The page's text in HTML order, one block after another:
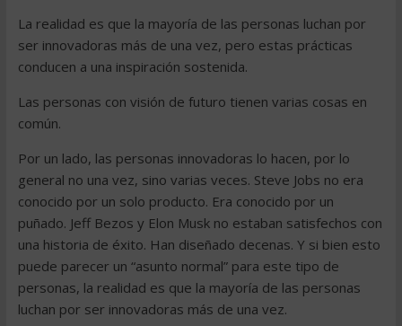
La realidad es que la mayoría de las personas luchan por
ser innovadoras más de una vez, pero estas prácticas
conducen a una inspiración sostenida.
Las personas con visión de futuro tienen varias cosas en
común.
Por un lado, las personas innovadoras lo hacen, por lo
general no una vez, sino varias veces. Steve Jobs no era
conocido por un solo producto. Era conocido por un
puñado. Jeff Bezos y Elon Musk no estaban satisfechos con
una historia de éxito. Han diseñado decenas. Y si bien esto
puede parecer un “asunto normal” para este tipo de
personas, la realidad es que la mayoría de las personas
luchan por ser innovadoras más de una vez.